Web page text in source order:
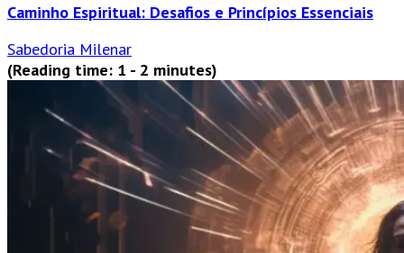
Caminho Espiritual: Desafios e Princípios Essenciais
Sabedoria Milenar
(Reading time: 1 - 2 minutes)